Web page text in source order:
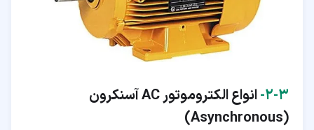
۳‏-‏۲‏- انواع الکتروموتورACآسنکرون
(
Asynchronous
)